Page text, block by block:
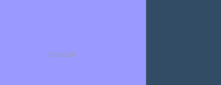
Publicité